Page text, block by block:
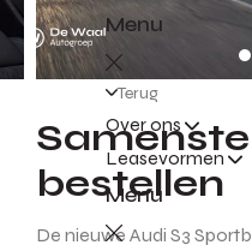
Menu
Terug
Over ons
Leasevormen
Menu
bestellen
De nieuwe Audi S3